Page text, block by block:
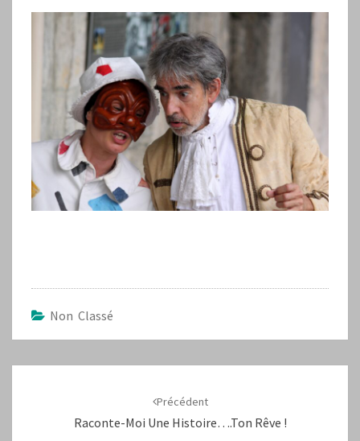
Non Classé
Précédent
Raconte-Moi Une Histoire….ton Rêve !